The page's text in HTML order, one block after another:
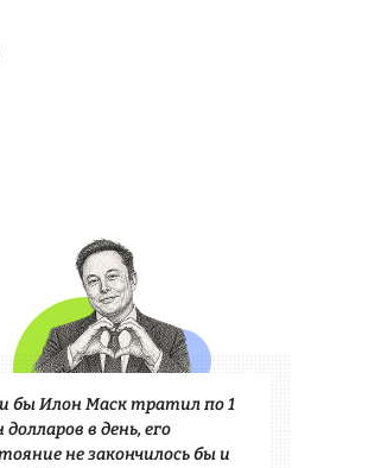
бы Илон Маск тратил по 1
долларов в день, его
не закончилось бы и